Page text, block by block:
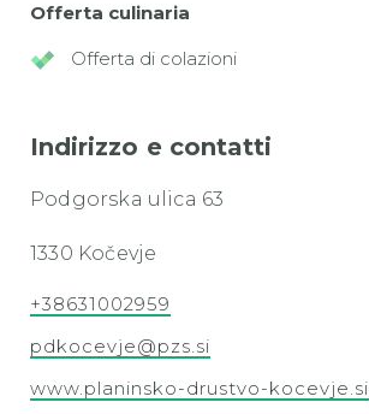
Offerta culinaria
Offerta di colazioni
Indirizzo e contatti
Podgorska ulica 63
1330 Kočevje
+38631002959
pdkocevje@pzs.si
www.planinsko-drustvo-kocevje.si